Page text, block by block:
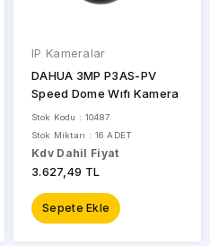
IP Kameralar
DAHUA 3MP P3AS-PV
Speed Dome Wıfı Kamera
Stok Kodu : 10487
Stok Miktarı : 16 ADET
Kdv Dahil Fiyat
3.627,49 TL
Sepete Ekle